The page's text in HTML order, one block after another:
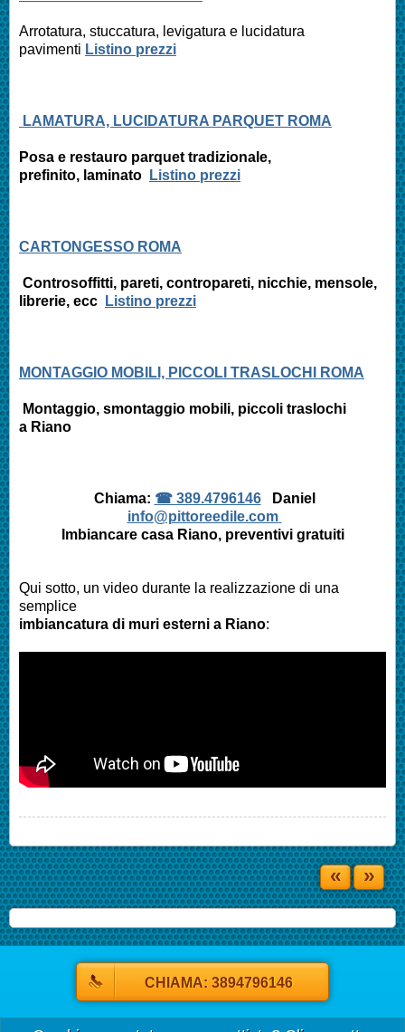
Arrotatura, stuccatura, levigatura e lucidatura
pavimenti Listino prezzi
LAMATURA, LUCIDATURA PARQUET ROMA
Posa e restauro parquet tradizionale,
prefinito, laminato Listino prezzi
CARTONGESSO ROMA
Controsoffitti, pareti, contropareti, nicchie, mensole,
librerie, ecc
Listino prezzi
MONTAGGIO MOBILI, PICCOLI TRASLOCHI ROMA
Montaggio, smontaggio mobili, piccoli traslochi
a Riano
Chiama: ☎ 389.4796146Daniel
info@pittoreedile.com
Imbiancare casa Riano, preventivi gratuiti
Qui sotto, un video durante la realizzazione di una
semplice
imbiancatura di muri esterni a Riano:
« »
CHIAMA: 3894796146